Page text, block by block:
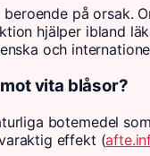
på orsak.
hjälper ibland
och
vita blåsor?
botemedel
effekt (